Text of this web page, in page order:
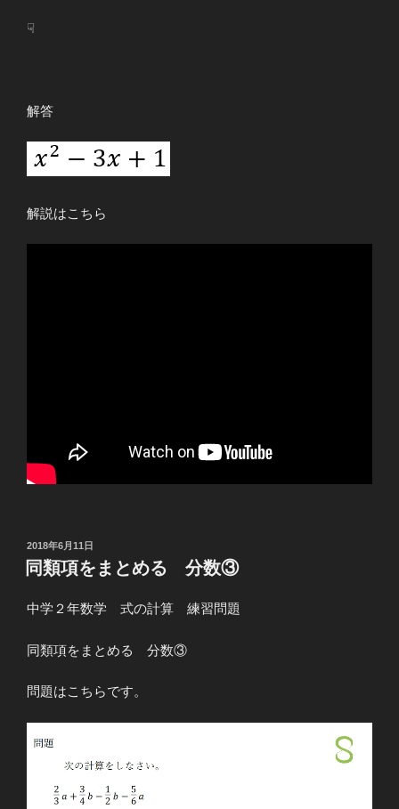
☟
解答
解説はこちら
投
稿
日:
2018年6月11日
同類項をまとめる 分数③
中学２年数学 式の計算 練習問題
同類項をまとめる 分数③
問題はこちらです。